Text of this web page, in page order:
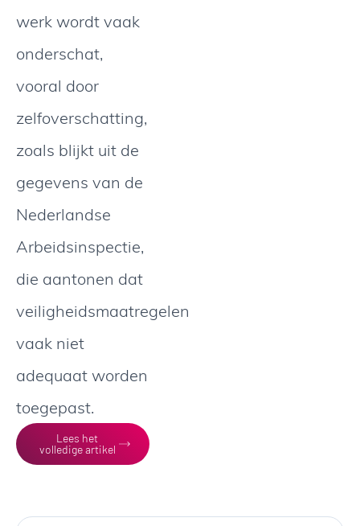
werk wordt vaak
onderschat,
vooral door
zelfoverschatting,
zoals blijkt uit de
gegevens van de
Nederlandse
Arbeidsinspectie,
die aantonen dat
veiligheidsmaatregelen
vaak niet
adequaat worden
toegepast.
Lees het
volledige artikel